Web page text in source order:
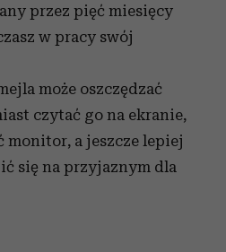
przez pięć miesięcy
w pracy swój
może oszczędzać
czytać go na ekranie,
monitor, a jeszcze lepiej
się na przyjaznym dla